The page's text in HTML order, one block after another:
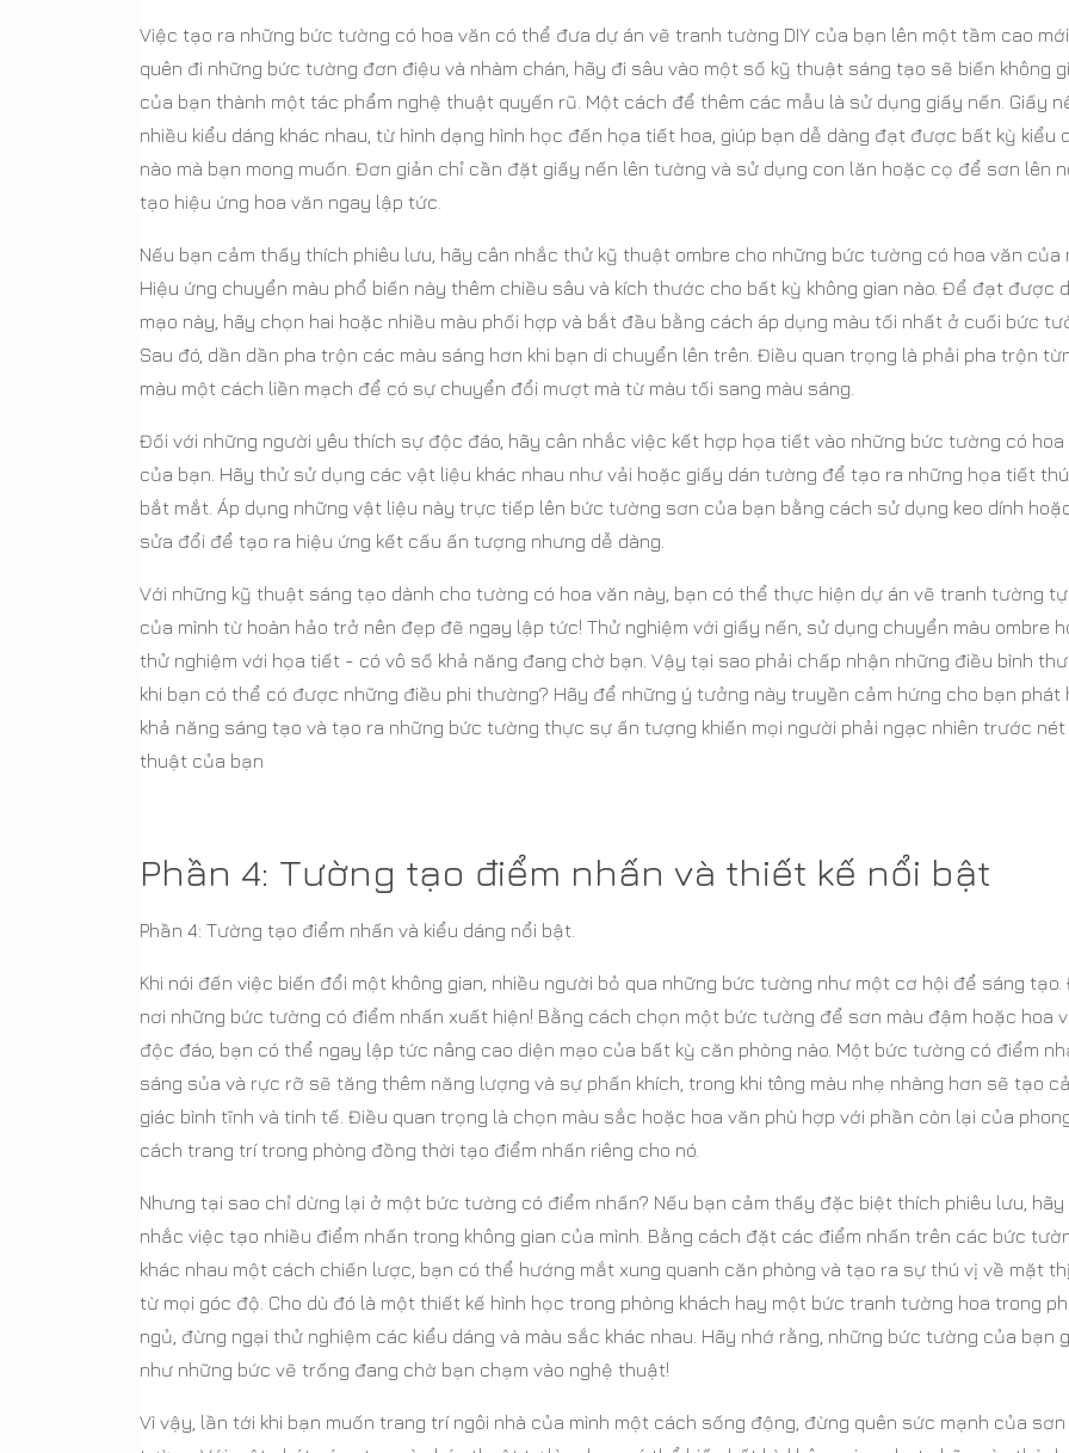
Việc tạo ra những bức tường có hoa văn có thể đưa dự án vẽ tranh tường DIY của bạn lên một tầm cao
quên đi những bức tường đơn điệu và nhàm chán, hãy đi sâu vào một số kỹ thuật sáng tạo sẽ biến không
của bạn thành một tác phẩm nghệ thuật quyến rũ. Một cách để thêm các mẫu là sử dụng giấy nến. Giấy
nhiều kiểu dáng khác nhau, từ hình dạng hình học đến họa tiết hoa, giúp bạn dễ dàng đạt được bất kỳ kiểu
nào mà bạn mong muốn. Đơn giản chỉ cần đặt giấy nến lên tường và sử dụng con lăn hoặc cọ để sơn lên
tạo hiệu ứng hoa văn ngay lập tức.
Nếu bạn cảm thấy thích phiêu lưu, hãy cân nhắc thử kỹ thuật ombre cho những bức tường có hoa văn của
Hiệu ứng chuyển màu phổ biến này thêm chiều sâu và kích thước cho bất kỳ không gian nào. Để đạt được
mạo này, hãy chọn hai hoặc nhiều màu phối hợp và bắt đầu bằng cách áp dụng màu tối nhất ở cuối bức
Sau đó, dần dần pha trộn các màu sáng hơn khi bạn di chuyển lên trên. Điều quan trọng là phải pha trộn
màu một cách liền mạch để có sự chuyển đổi mượt mà từ màu tối sang màu sáng.
Đối với những người yêu thích sự độc đáo, hãy cân nhắc việc kết hợp họa tiết vào những bức tường có hoa
của bạn. Hãy thử sử dụng các vật liệu khác nhau như vải hoặc giấy dán tường để tạo ra những họa tiết
bắt mắt. Áp dụng những vật liệu này trực tiếp lên bức tường sơn của bạn bằng cách sử dụng keo dính
sửa đổi để tạo ra hiệu ứng kết cấu ấn tượng nhưng dễ dàng.
Với những kỹ thuật sáng tạo dành cho tường có hoa văn này, bạn có thể thực hiện dự án vẽ tranh tường
của mình từ hoàn hảo trở nên đẹp đẽ ngay lập tức! Thử nghiệm với giấy nến, sử dụng chuyển màu ombre
thử nghiệm với họa tiết - có vô số khả năng đang chờ bạn. Vậy tại sao phải chấp nhận những điều bình
khi bạn có thể có được những điều phi thường? Hãy để những ý tưởng này truyền cảm hứng cho bạn phát
khả năng sáng tạo và tạo ra những bức tường thực sự ấn tượng khiến mọi người phải ngạc nhiên trước nét
thuật của bạn
Phần 4: Tường tạo điểm nhấn và thiết kế nổi bật
Phần 4: Tường tạo điểm nhấn và kiểu dáng nổi bật.
Khi nói đến việc biến đổi một không gian, nhiều người bỏ qua những bức tường như một cơ hội để sáng tạo.
nơi những bức tường có điểm nhấn xuất hiện! Bằng cách chọn một bức tường để sơn màu đậm hoặc hoa
độc đáo, bạn có thể ngay lập tức nâng cao diện mạo của bất kỳ căn phòng nào. Một bức tường có điểm
sáng sủa và rực rỡ sẽ tăng thêm năng lượng và sự phấn khích, trong khi tông màu nhẹ nhàng hơn sẽ tạo
giác bình tĩnh và tinh tế. Điều quan trọng là chọn màu sắc hoặc hoa văn phù hợp với phần còn lại của
cách trang trí trong phòng đồng thời tạo điểm nhấn riêng cho nó.
Nhưng tại sao chỉ dừng lại ở một bức tường có điểm nhấn? Nếu bạn cảm thấy đặc biệt thích phiêu lưu, hãy
nhắc việc tạo nhiều điểm nhấn trong không gian của mình. Bằng cách đặt các điểm nhấn trên các bức
khác nhau một cách chiến lược, bạn có thể hướng mắt xung quanh căn phòng và tạo ra sự thú vị về mặt
từ mọi góc độ. Cho dù đó là một thiết kế hình học trong phòng khách hay một bức tranh tường hoa trong
ngủ, đừng ngại thử nghiệm các kiểu dáng và màu sắc khác nhau. Hãy nhớ rằng, những bức tường của bạn
như những bức vẽ trống đang chờ bạn chạm vào nghệ thuật!
Vì vậy, lần tới khi bạn muốn trang trí ngôi nhà của mình một cách sống động, đừng quên sức mạnh của